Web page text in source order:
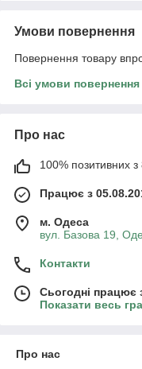
Умови повернення
Повернення товару
Всі умови повернення
Про нас
100% позитивних з
Працює з
м. Одеса
вул. Базова 19,
Контакти
Сьогодні працює
Показати весь
Про нас